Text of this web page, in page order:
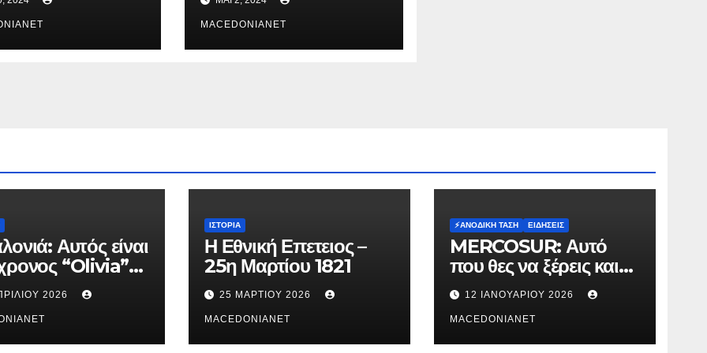
Μαρινάκη &
MACEDONIANET
Αυτός είναι
“Olivia”
για
της
2026
ΙΣΤΟΡΊΑ
Η Εθνική Επετειος –
25η Μαρτίου 1821
25 ΜΑΡΤΊΟΥ 2026
MACEDONIANET
⚡️ΑΝΟΔΙΚΉ ΤΆΣΗ ΕΙΔΉΣΕΙΣ
MERCOSUR: Αυτό
που θες να ξέρεις και
δεν σου λένε.
12 ΙΑΝΟΥΑΡΊΟΥ 2026
MACEDONIANET